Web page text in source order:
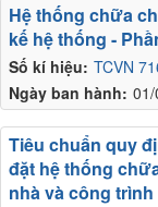
Số kí hiệu: TCVN
Ngày ban hành:
Hệ thống chữa
kế hệ thống -
Tiêu chuẩn quy
đặt hệ thống
nhà và công trình